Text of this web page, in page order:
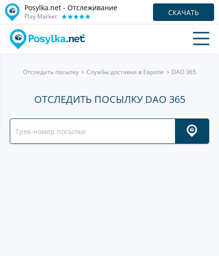
Posylka.net - Отслеживание
Play Market: СКАЧАТЬ
Отследить посылку Службы доставки в Европе DAO 365
ОТСЛЕДИТЬ ПОСЫЛКУ DAO 365